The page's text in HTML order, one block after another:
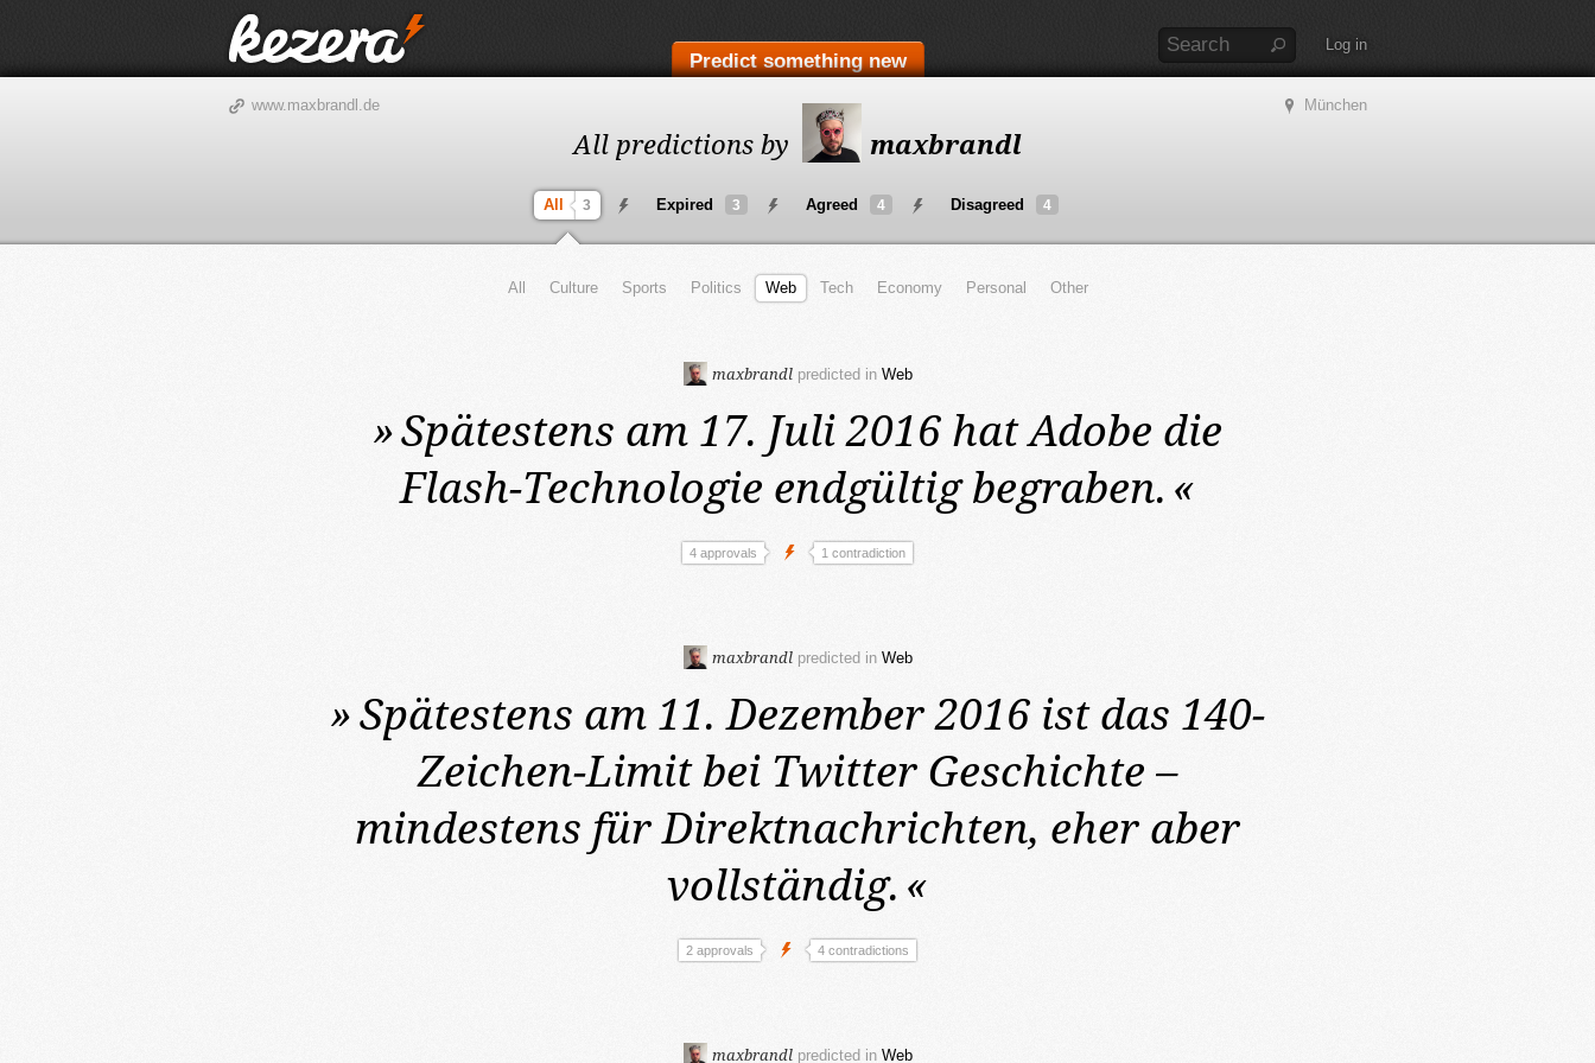
Predict something new
Log in
All predictions by maxbrandl
München
www.maxbrandl.de
All 3 Expired 3 Agreed 4 Disagreed 4
All Culture Sports Politics Web Tech Economy Personal Other
maxbrandl predicted in Web
»Spätestens am 17. Juli 2016 hat Adobe die
Flash-Technologie endgültig begraben. «
4 approvals 1 contradiction
maxbrandl predicted in Web
»Spätestens am 11. Dezember 2016 ist das 140-
Zeichen-Limit bei Twitter Geschichte –
mindestens für Direktnachrichten, eher aber
vollständig. «
2 approvals 4 contradictions
maxbrandl predicted in Web